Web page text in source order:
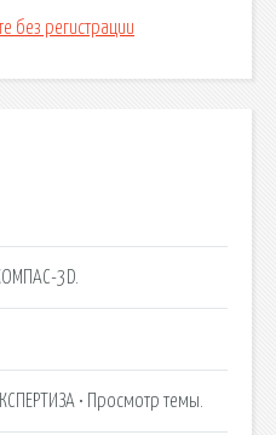
без регистрации
3D.
• Просмотр темы.